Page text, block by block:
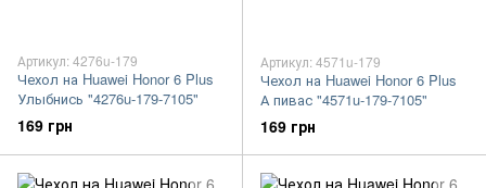
Артикул: 4276u-179
Чехол на Huawei Honor 6 Plus
Улыбнись "4276u-179-7105"
169 грн
Артикул: 4571u-179
Чехол на Huawei Honor 6 Plus
А пивас "4571u-179-7105"
169 грн